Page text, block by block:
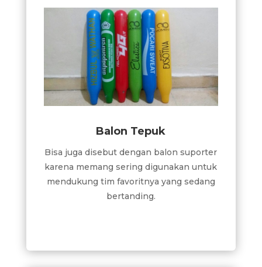
Balon Tepuk
Bisa juga disebut dengan balon suporter
karena memang sering digunakan untuk
mendukung tim favoritnya yang sedang
bertanding.